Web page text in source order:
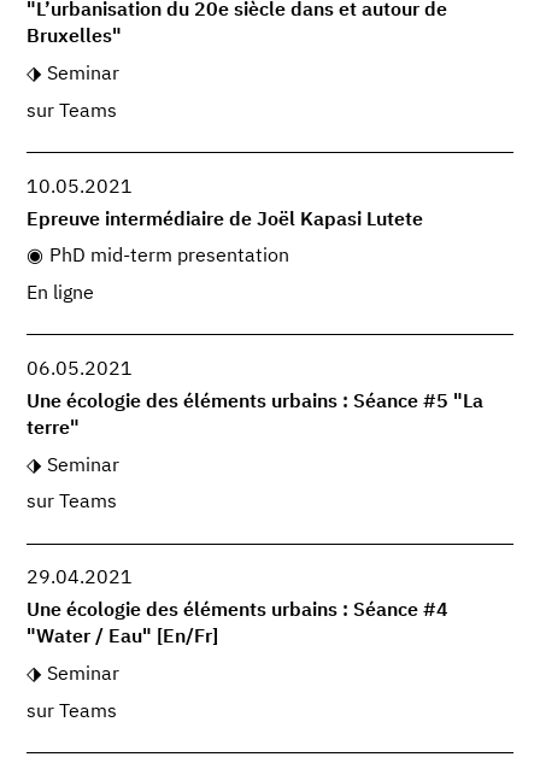
"L’urbanisation du 20e siècle dans et autour de
Bruxelles"
Seminar
sur Teams
10.05.2021
Epreuve intermédiaire de Joël Kapasi Lutete
PhD mid-term presentation
En ligne
06.05.2021
Une écologie des éléments urbains : Séance #5 "La
terre"
Seminar
sur Teams
29.04.2021
Une écologie des éléments urbains : Séance #4
"Water / Eau" [En/Fr]
Seminar
sur Teams